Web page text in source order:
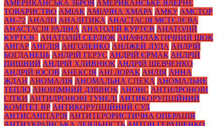
АМЕРИКАНСЬКА ЗБРОЯ АМЕРИКАНСЬКЕ ЯДЕРНЕ
ТОВАРИСТВО АМІАК АМІАЧНА ХМАРА АМКУ АМСТОР
АН-72 АНАЛІЗ АНАЛІТИКА АНАСТАСІЯ МЄТЄЛЄВА
АНАСТАСІЯ РАДІНА АНАТОЛІЙ КУРТЄВ АНАТОЛІЙ
КУРТЄВ_
АНАТОЛІЙ СЕРДЮК АНАФІЛАКТИЧНИЙ ШОК
АНГАР АНГЛІЯ АНГОЛЕНКО АНДЖЕЙ ДУДА АНДРІЙ
БОГДАНЕЦЬ АНДРІЙ ГЕРУС АНДРІЙ ЄРМАК АНДРІЙ
ПИШНИЙ АНДРІЙ ХЛИВНЮК АНДРІЙ ШЕВЧЕНКО
АНДРІЙ ЮСОВ АНЕКСІЯ АНІ ЛОРАК АНЛІЯ АННА
ЖДАН АНОМАЛІЯ АНОМАЛЬНА СПЕКА АНОМАЛЬНЕ
ТЕПЛО АНОНІМНИЙ ДЗВІНОК АНОНС АНТИДРОНОВІ
СІТКИ АНТИДРОНОВІ ТУНЕЛІ АНТИКОРУПЦІЙНИЙ
КОМІТЕТ ВР АНТИКОРУПЦІЙНИЙ СУД
АНТИСАНІТАРІЯ АНТИТЕРОРИСТИЧНА ОПЕРАЦІЯ
АНТИУКРАЇНСЬКА ДЕЯЛЬНІСТЬ АНТОН ГЕРАЩЕНКО